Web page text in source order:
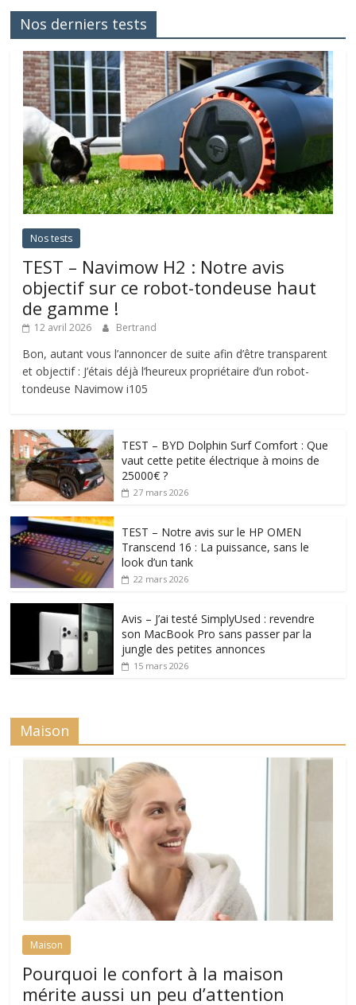
Nos derniers tests
Nos tests
TEST – Navimow H2 : Notre avis
objectif sur ce robot-tondeuse haut
de gamme !
12 avril 2026 Bertrand
Bon, autant vous l’annoncer de suite afin d’être transparent
et objectif : J’étais déjà l’heureux propriétaire d’un robot-
tondeuse Navimow i105
TEST – BYD Dolphin Surf Comfort : Que
vaut cette petite électrique à moins de
25000€ ?
27 mars 2026
TEST – Notre avis sur le HP OMEN
Transcend 16 : La puissance, sans le
look d’un tank
22 mars 2026
Avis – J’ai testé SimplyUsed : revendre
son MacBook Pro sans passer par la
jungle des petites annonces
15 mars 2026
Maison
Maison
Pourquoi le confort à la maison
mérite aussi un peu d’attention